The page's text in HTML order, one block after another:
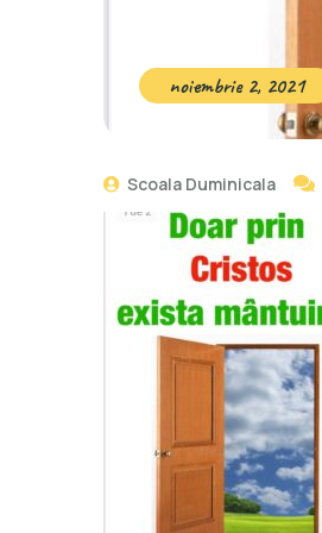
noiembrie 2, 2021
Scoala Duminicala